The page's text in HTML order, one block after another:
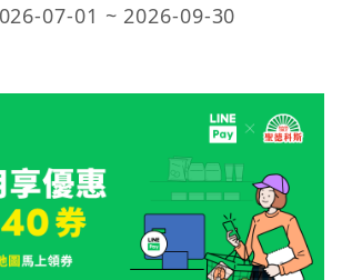
07-01 ~ 2026-09-30